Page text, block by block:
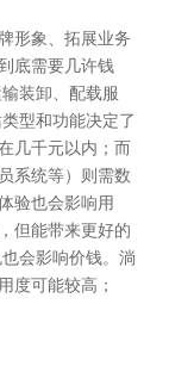
形象、拓展业务
底需要几许钱
装卸、配载服
型和功能决定了
几千元以内；而
系统等）则需数
验也会影响用
但能带来更好的
会影响价钱。淌
度可能较高；